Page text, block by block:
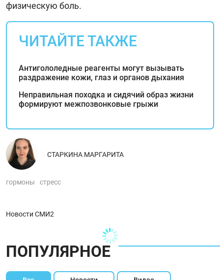
физическую боль.
ЧИТАЙТЕ ТАКЖЕ
Антигололедные реагенты могут вызывать
раздражение кожи, глаз и органов дыхания
Неправильная походка и сидячий образ жизни
формируют межпозвонковые грыжи
СТАРКИНА МАРГАРИТА
гормоны стресс
Новости СМИ2
ПОПУЛЯРНОЕ